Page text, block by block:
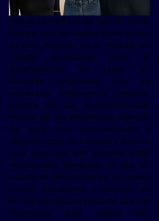
Probar el wolf cut es asumir varios
riesgos que no tienen otros cortes
de pelo. Aunque no se trata de un
cabello demasiado corto, la
superposición de capas de
distintas longitudes, con su
respectivo crecimiento irregular,
precisa de las experimentadas
manos de un profesional, además
de estar más recomendado a
algunos tipos de cabellos y rostros.
para que ese aire rockero haga
relucir cada tijeretazo, el tipo de
cabello es determinante. El cabello
grueso, abundante y ondulado es
el más beneficiado puesto que los
mechones más cortos ven